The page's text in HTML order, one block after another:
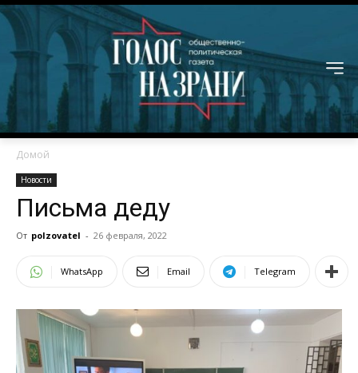
Домой
Новости
Письма деду
От polzovatel - 26 февраля, 2022
WhatsApp Email Telegram